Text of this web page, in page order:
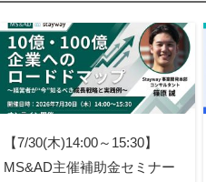
【7/30(木)14:00～15:30】
MS&AD主催補助金セミナー